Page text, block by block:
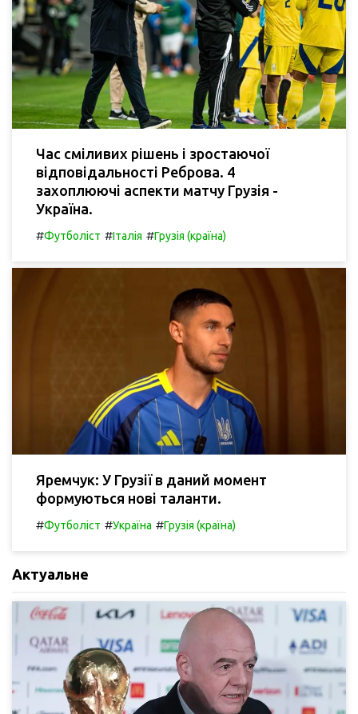
Час сміливих рішень і зростаючої
відповідальності Реброва. 4
захоплюючі аспекти матчу Грузія -
Україна.
#Футболіст #Італія #Грузія (країна)
Яремчук: У Грузії в даний момент
формуються нові таланти.
#Футболіст #Україна #Грузія (країна)
Актуальне